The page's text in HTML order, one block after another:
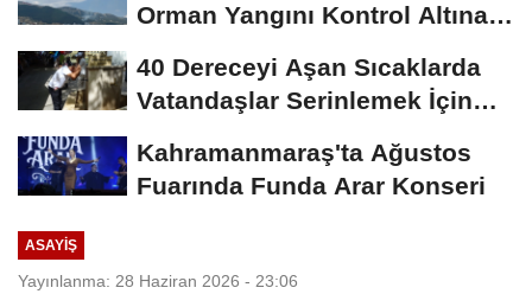
Orman Yangını Kontrol Altına
40 Dereceyi Aşan Sıcaklarda
Vatandaşlar Serinlemek İçin
Kahramanmaraş'ta Ağustos
Fuarında Funda Arar Konseri
ASAYİŞ
Yayınlanma: 28 Haziran 2026 - 23:06